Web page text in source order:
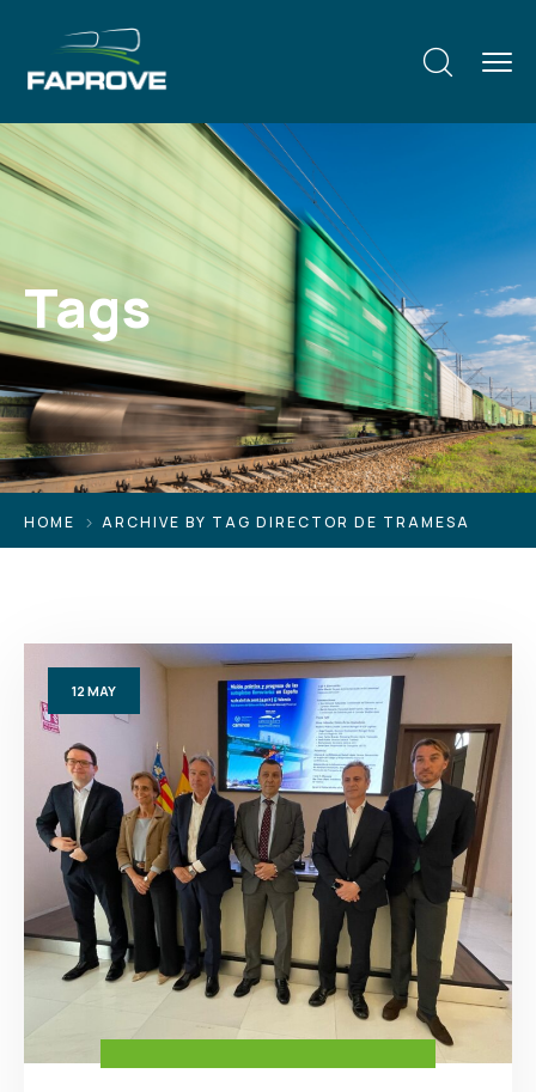
Tags
HOME ARCHIVE BY TAG DIRECTOR DE TRAMESA
12MAY